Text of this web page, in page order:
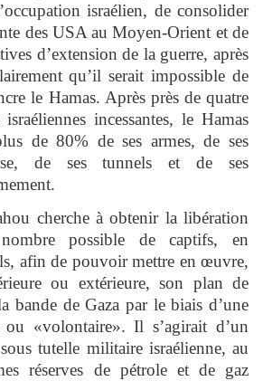
israélien, de consolider
des USA au Moyen-Orient et de
d’extension de la guerre, après
qu’il serait impossible de
le Hamas. Après près de quatre
incessantes, le Hamas
de 80% de ses armes, de ses
de ses tunnels et de ses
cherche à obtenir la libération
possible de captifs, en
afin de pouvoir mettre en œuvre,
ou extérieure, son plan de
bande de Gaza par le biais d’une
ou «volontaire». Il s’agirait d’un
tutelle militaire israélienne, au
réserves de pétrole et de gaz